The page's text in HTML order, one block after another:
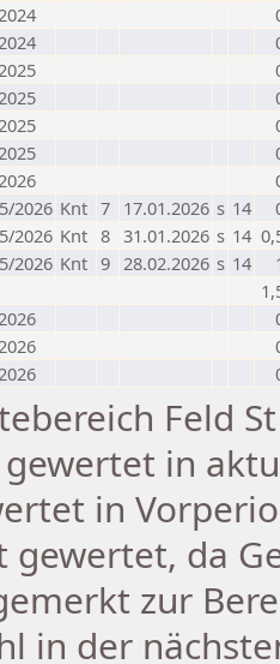
2026 Knt 7 17.01.2026 s 14
2026 Knt 8 31.01.2026 s 14
2026 Knt 9 28.02.2026 s 14
Feld
in
in
gewertet, da
zur
in der